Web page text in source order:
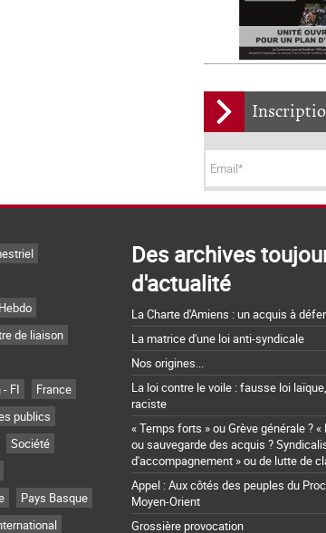
de liaison
FI
France
publics
Société
Pays Basque
Des archives
d'actualité
La Charte d'Amiens : un acquis à
La matrice d'une loi anti-syndicale
Nos origines...
La loi contre le voile : fausse loi
raciste
« Temps forts » ou Grève générale ?
ou sauvegarde des acquis ?
d'accompagnement » ou de lutte de
Appel : Aux côtés des peuples du
Moyen-Orient
Grossière provocation